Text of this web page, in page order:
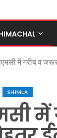
में गरीब व
SHIMLA
में